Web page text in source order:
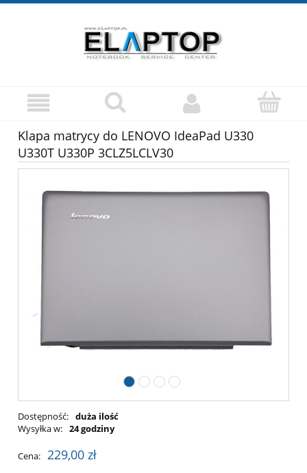
Klapa matrycy do LENOVO IdeaPad U330
U330T U330P 3CLZ5LCLV30
Dostępność: duża ilość
Wysyłka w: 24 godziny
Cena: 229,00 zł